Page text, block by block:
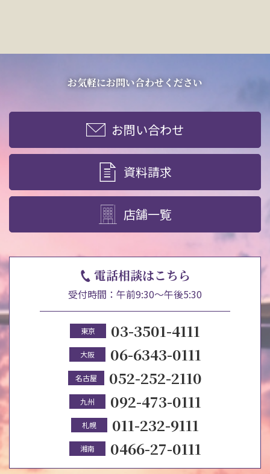
お気軽にお問い合わせください
お問い合わせ
資料請求
店舗一覧
電話相談はこちら
受付時間：午前9:30～午後5:30
東京 03-3501-4111
大阪 06-6343-0111
名古屋 052-252-2110
九州 092-473-0111
札幌 011-232-9111
湘南 0466-27-0111